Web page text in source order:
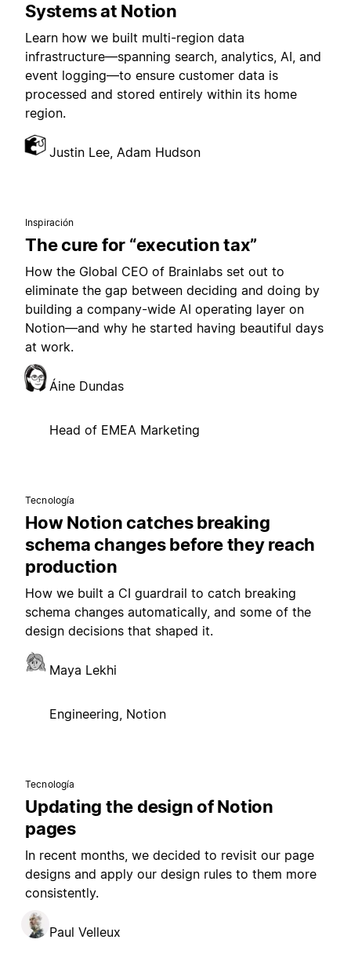
Systems at Notion
Learn how we built multi-region data
infrastructure—spanning search, analytics, AI, and
event logging—to ensure customer data is
processed and stored entirely within its home
region.
Justin Lee, Adam Hudson
Inspiración
The cure for “execution tax”
How the Global CEO of Brainlabs set out to
eliminate the gap between deciding and doing by
building a company-wide AI operating layer on
Notion—and why he started having beautiful days
at work.
Áine Dundas
Head of EMEA Marketing
Tecnología
How Notion catches breaking
schema changes before they reach
production
How we built a CI guardrail to catch breaking
schema changes automatically, and some of the
design decisions that shaped it.
Maya Lekhi
Engineering, Notion
Tecnología
Updating the design of Notion
pages
In recent months, we decided to revisit our page
designs and apply our design rules to them more
consistently.
Paul Velleux